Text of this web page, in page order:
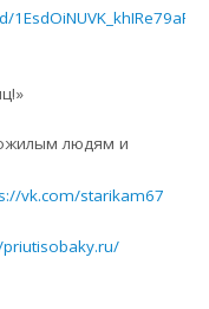
людям и
vk.com/starikam67